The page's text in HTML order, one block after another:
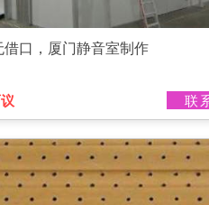
借口，厦门静音室制作
联